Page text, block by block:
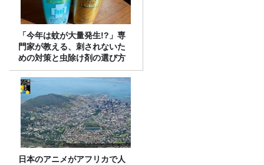
「今年は蚊が大量発生!?」専
門家が教える、刺されないた
めの対策と虫除け剤の選び方
日本のアニメがアフリカで人